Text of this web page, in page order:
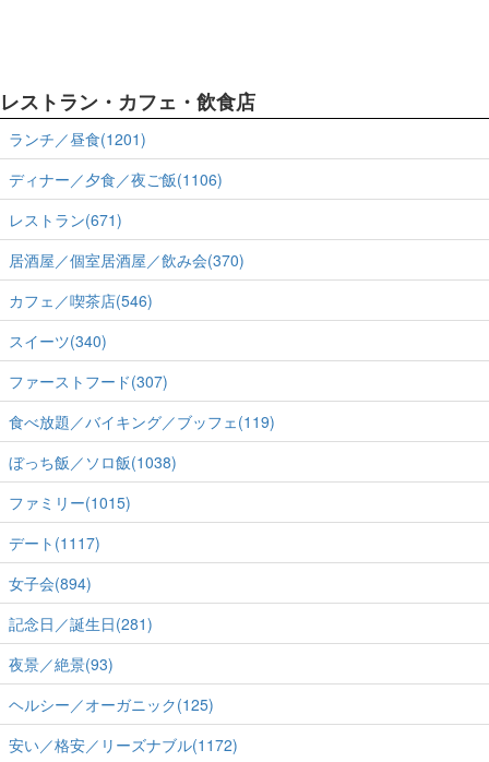
レストラン・カフェ・飲食店
ランチ／昼食(1201)
ディナー／夕食／夜ご飯(1106)
レストラン(671)
居酒屋／個室居酒屋／飲み会(370)
カフェ／喫茶店(546)
スイーツ(340)
ファーストフード(307)
食べ放題／バイキング／ブッフェ(119)
ぼっち飯／ソロ飯(1038)
ファミリー(1015)
デート(1117)
女子会(894)
記念日／誕生日(281)
夜景／絶景(93)
ヘルシー／オーガニック(125)
安い／格安／リーズナブル(1172)